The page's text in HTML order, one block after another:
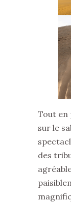
Tout en
sur le
des